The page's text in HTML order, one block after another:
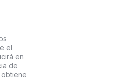
el
en
de
obtiene